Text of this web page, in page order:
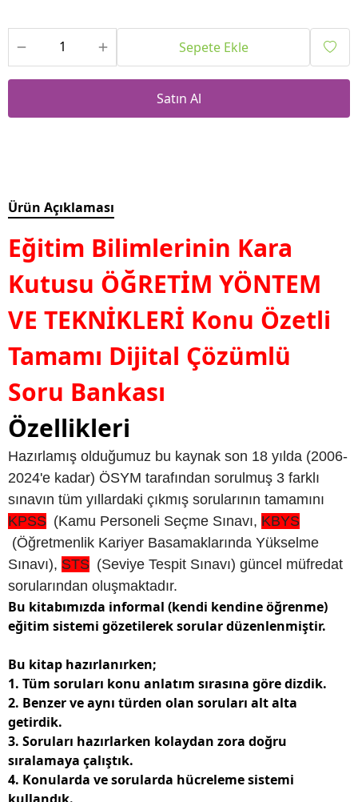
Sepete Ekle
Satın Al
Ürün Açıklaması
Eğitim Bilimlerinin Kara
Kutusu ÖĞRETİM YÖNTEM
VE TEKNİKLERİ Konu Özetli
Tamamı Dijital Çözümlü
Soru Bankası
Özellikleri
Hazırlamış olduğumuz bu kaynak son 18 yılda (2006-
2024'e kadar) ÖSYM tarafından sorulmuş 3 farklı
sınavın tüm yıllardaki çıkmış sorularının tamamını
KPSS (Kamu Personeli Seçme Sınavı, KBYS
(Öğretmenlik Kariyer Basamaklarında Yükselme
Sınavı), STS (Seviye Tespit Sınavı) güncel müfredat
sorularından oluşmaktadır.
Bu kitabımızda informal (kendi kendine öğrenme)
eğitim sistemi gözetilerek sorular düzenlenmiştir.
Bu kitap hazırlanırken;
1. Tüm soruları konu anlatım sırasına göre dizdik.
2. Benzer ve aynı türden olan soruları alt alta
getirdik.
3. Soruları hazırlarken kolaydan zora doğru
sıralamaya çalıştık.
4. Konularda ve sorularda hücreleme sistemi